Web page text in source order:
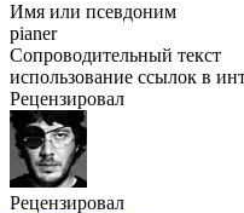
Имя или псевдоним
pianer
Сопроводительный текст
использование ссылок в
Рецензировал
Рецензировал